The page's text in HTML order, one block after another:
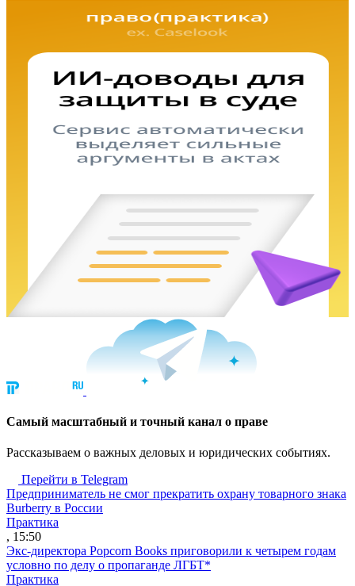
Cамый масштабный и точный канал о праве
Рассказываем о важных деловых и юридических событиях.
Перейти в Telegram
Предприниматель не смог прекратить охрану товарного знака
Burberry в России
Практика
, 15:50
Экс-директора Popcorn Books приговорили к четырем годам
условно по делу о пропаганде ЛГБТ*
Практика